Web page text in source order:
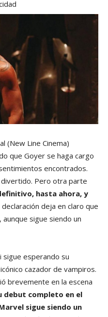
(New Line Cinema)
que Goyer se haga cargo
encontrados.
Pero otra parte
hasta ahora, y
declaración deja en claro que
sigue siendo un
sigue esperando su
cazador de vampiros.
brevemente en la escena
debut completo en el
sigue siendo un